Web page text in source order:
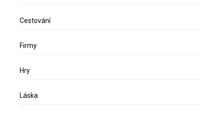
Cestování
Firmy
Hry
Láska